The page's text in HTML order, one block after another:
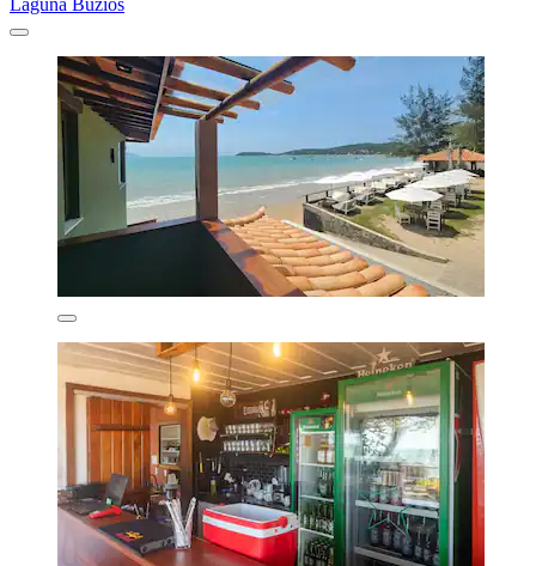
Laguna Buzios